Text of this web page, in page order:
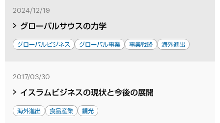
2024/12/19
グローバルサウスの力学
グローバルビジネス グローバル事業 事業戦略 海外進出
2017/03/30
イスラムビジネスの現状と今後の展開
海外進出 食品産業 観光